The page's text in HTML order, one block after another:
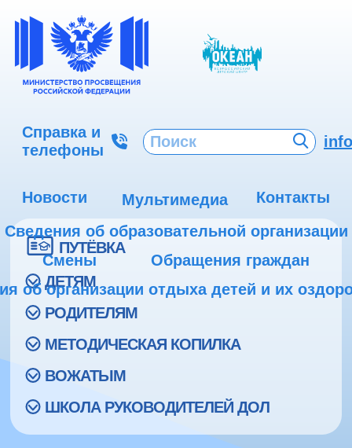
Справка и
телефоны
Новости Мультимедиа
Контакты
Сведения об образовательной организации
Смены
Обращения граждан
об организации отдыха детей и их
ПУТЁВКА
ДЕТЯМ
РОДИТЕЛЯМ
МЕТОДИЧЕСКАЯ КОПИЛКА
ВОЖАТЫМ
ШКОЛА РУКОВОДИТЕЛЕЙ ДОЛ